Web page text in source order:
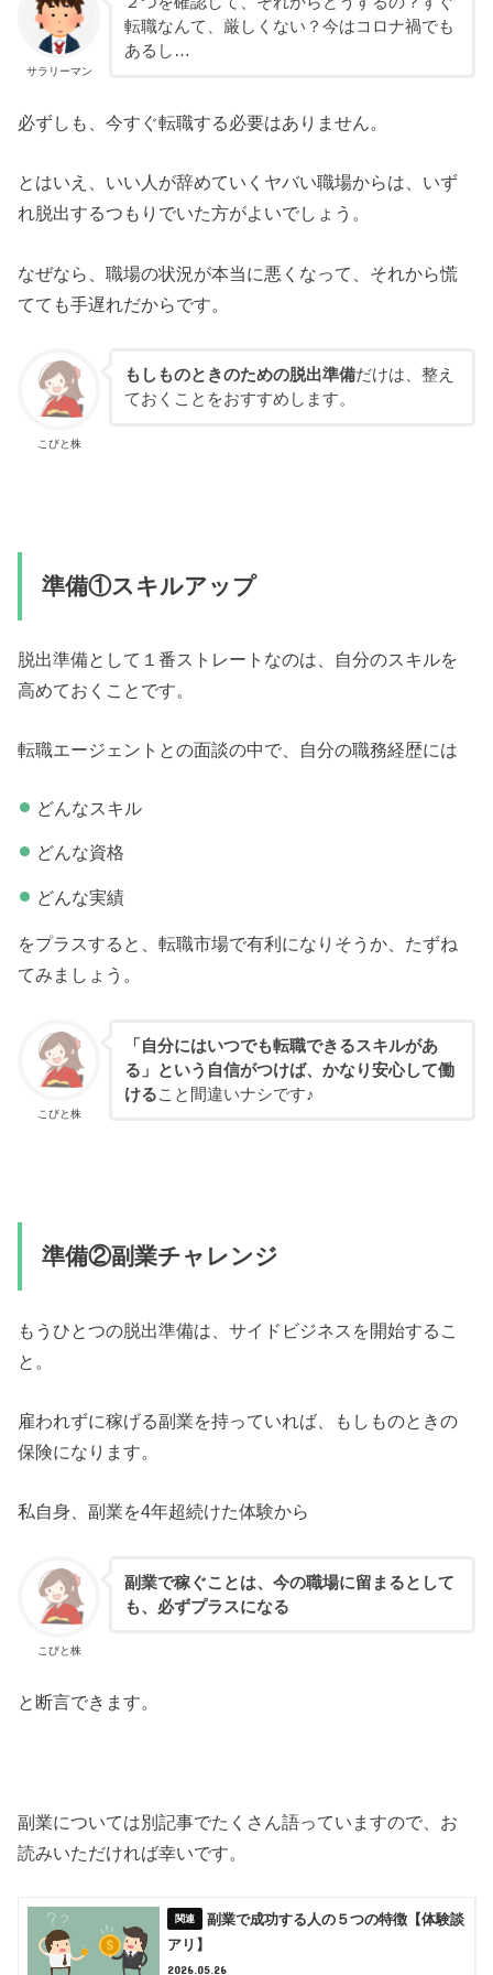
サラリーマン
転職なんて、厳しくない？今はコロナ禍でも
あるし…
必ずしも、今すぐ転職する必要はありません。
とはいえ、いい人が辞めていくヤバい職場からは、いず
れ脱出するつもりでいた方がよいでしょう。
なぜなら、職場の状況が本当に悪くなって、それから慌
てても手遅れだからです。
こびと株
もしものときのための脱出準備だけは、整え
ておくことをおすすめします。
準備①スキルアップ
脱出準備として１番ストレートなのは、自分のスキルを
高めておくことです。
転職エージェントとの面談の中で、自分の職務経歴には
どんなスキル
どんな資格
どんな実績
をプラスすると、転職市場で有利になりそうか、たずね
てみましょう。
こびと株
「自分にはいつでも転職できるスキルがあ
る」という自信がつけば、かなり安心して働
けること間違いナシです♪
準備②副業チャレンジ
もうひとつの脱出準備は、サイドビジネスを開始するこ
と。
雇われずに稼げる副業を持っていれば、もしものときの
保険になります。
私自身、副業を4年超続けた体験から
こびと株
副業で稼ぐことは、今の職場に留まるとして
も、必ずプラスになる
と断言できます。
副業については別記事でたくさん語っていますので、お
読みいただければ幸いです。
副業で成功する人の５つの特徴【体験談
アリ】
2026.05.26